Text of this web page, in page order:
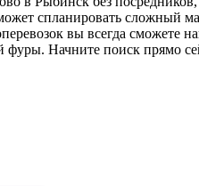
спланировать сложный
вы всегда сможете
Начните поиск прямо